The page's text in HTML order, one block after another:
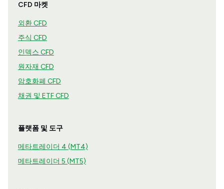
CFD 마켓
외환 CFD
주식 CFD
인덱스 CFD
원자재 CFD
암호화폐 CFD
채권 및 ETF CFD
플랫폼 및 도구
메타트레이더 4 (MT4)
메타트레이더 5 (MT5)